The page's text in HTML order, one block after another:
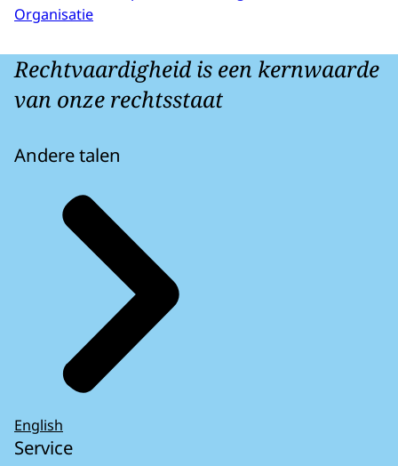
Organisatie
Rechtvaardigheid is een kernwaarde
van onze rechtsstaat
Andere talen
English
Service